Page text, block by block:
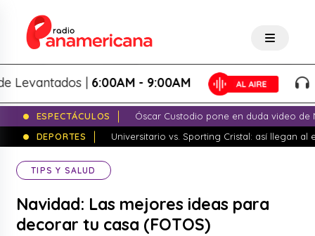
|6:00AM - 9:00AM Lo
ESPECTÁCULOS
Óscar Custodio pone en duda video de
DEPORTES
Universitario vs. Sporting Cristal: así llegan al
TIPS Y SALUD
Navidad: Las mejores ideas para
decorar tu casa (FOTOS)